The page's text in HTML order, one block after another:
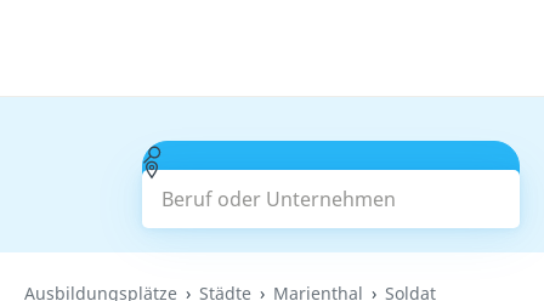
Beruf oder Unternehmen
Suchen
Ausbildungsplätze Städte Marienthal Soldat